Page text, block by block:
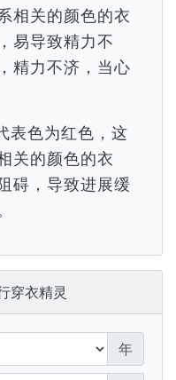
相关的颜色的衣
易导致精力不
精力不济，当心
表色为红色，这
关的颜色的衣
碍，导致进展缓
穿衣精灵
年